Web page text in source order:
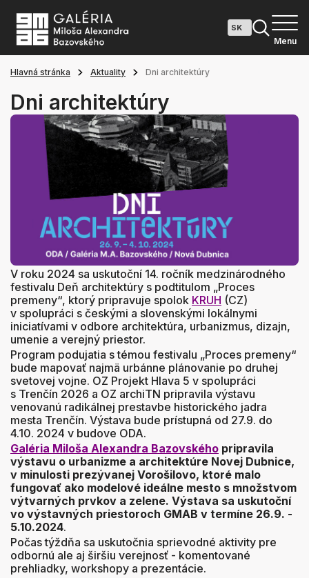
Menu
Hlavná stránka Aktuality Dni architektúry
Dni architektúry
V roku 2024 sa uskutoční 14. ročník medzinárodného
festivalu Deň architektúry s podtitulom „Proces
premeny“, ktorý pripravuje spolok KRUH (CZ)
v spolupráci s českými a slovenskými lokálnymi
iniciatívami v odbore architektúra, urbanizmus, dizajn,
umenie a verejný priestor.
Program podujatia s témou festivalu „Proces premeny“
bude mapovať najmä urbánne plánovanie po druhej
svetovej vojne. OZ Projekt Hlava 5 v spolupráci
s Trenčín 2026 a OZ archiTN pripravila výstavu
venovanú radikálnej prestavbe historického jadra
mesta Trenčín. Výstava bude prístupná od 27.9. do
4.10. 2024 v budove ODA.
Galéria Miloša Alexandra Bazovského pripravila
výstavu o urbanizme a architektúre Novej Dubnice,
v minulosti prezývanej Vorošilovo, ktoré malo
fungovať ako modelové ideálne mesto s množstvom
výtvarných prvkov a zelene. Výstava sa uskutoční
vo výstavných priestoroch GMAB v termíne 26.9. -
5.10.2024.
Počas týždňa sa uskutočnia sprievodné aktivity pre
odbornú ale aj širšiu verejnosť - komentované
prehliadky, workshopy a prezentácie.